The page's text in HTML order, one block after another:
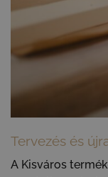
Tervezés és
A Kisváros